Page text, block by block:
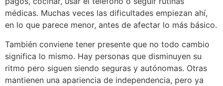
médicas. Muchas veces las dificultades empiezan ahí,
en lo que parece menor, antes de afectar lo más básico.
También conviene tener presente que no todo cambio
significa lo mismo. Hay personas que disminuyen su
ritmo pero siguen siendo seguras y autónomas. Otras
mantienen una apariencia de independencia, pero ya